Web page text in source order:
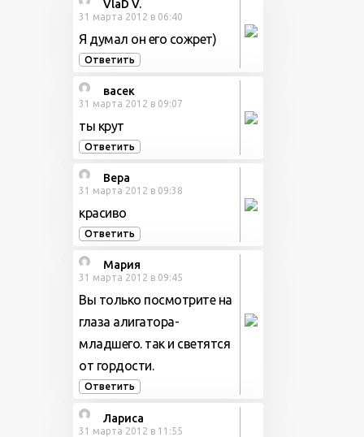
VlaD V.
31 марта 2012 в 06:40
Я думал он его сожрет)
Ответить
васек
31 марта 2012 в 09:07
ты крут
Ответить
Вера
31 марта 2012 в 09:38
красиво
Ответить
Мария
31 марта 2012 в 09:45
Вы только посмотрите на
глаза алигатора-
младшего. так и светятся
от гордости.
Ответить
Лариса
31 марта 2012 в 11:55